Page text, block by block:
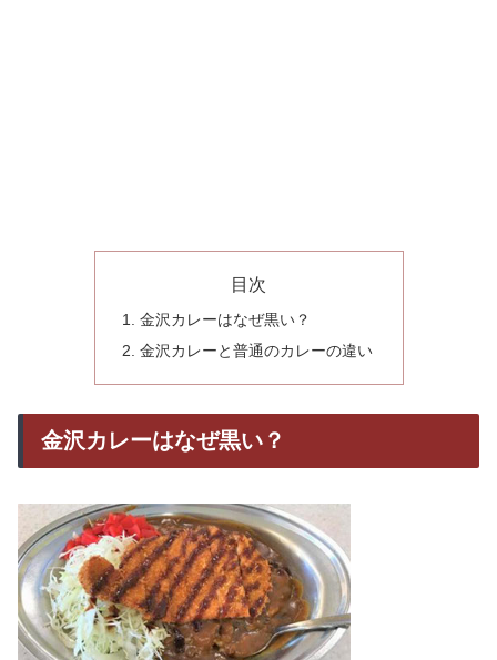
目次
金沢カレーはなぜ黒い？
金沢カレーと普通のカレーの違い
金沢カレーはなぜ黒い？